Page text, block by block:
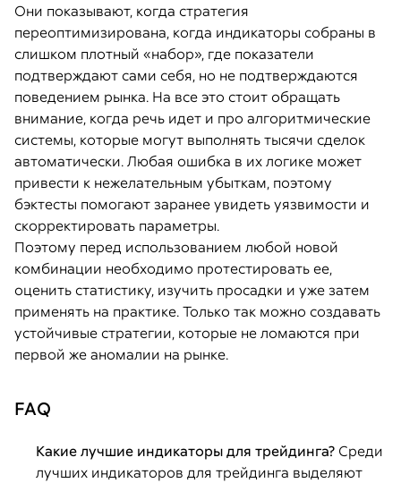
Они показывают, когда стратегия
переоптимизирована, когда индикаторы собраны в
слишком плотный «набор», где показатели
подтверждают сами себя, но не подтверждаются
поведением рынка. На все это стоит обращать
внимание, когда речь идет и про алгоритмические
системы, которые могут выполнять тысячи сделок
автоматически. Любая ошибка в их логике может
привести к нежелательным убыткам, поэтому
бэктесты помогают заранее увидеть уязвимости и
скорректировать параметры.
Поэтому перед использованием любой новой
комбинации необходимо протестировать ее,
оценить статистику, изучить просадки и уже затем
применять на практике. Только так можно создавать
устойчивые стратегии, которые не ломаются при
первой же аномалии на рынке.
FAQ
Какие лучшие индикаторы для трейдинга? Среди
лучших индикаторов для трейдинга выделяют